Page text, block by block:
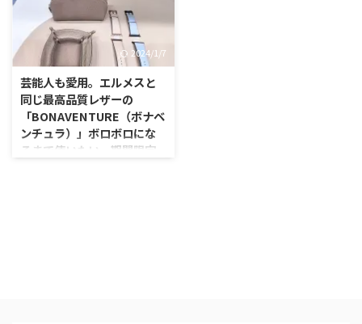
て、ポイント２倍！やったー♪な
んて喜んでいませんか？ ポイント
２倍なんてすごじゃない！！ 違
うんです。 楽天スーパーセール
では、簡単に10倍以上のポイン
トゲットできるテクニックがある
んです！！ 10倍以上のポイント
ゲット術はとても簡単 ＜20,000
2024/1/7
芸能人も愛用。エルメスと
同じ最高品質レザーの
「BONAVENTURE（ボナベ
ンチュラ）」ボロボロにな
るまで使いたい。期間限定